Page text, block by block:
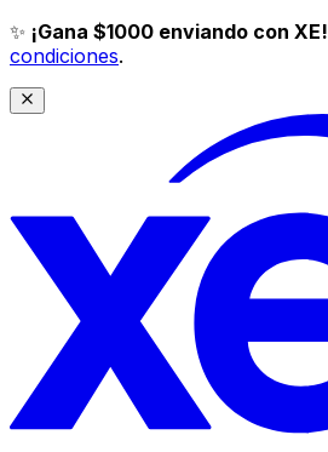
✨ ¡Gana $1000 enviando con XE!
condiciones.